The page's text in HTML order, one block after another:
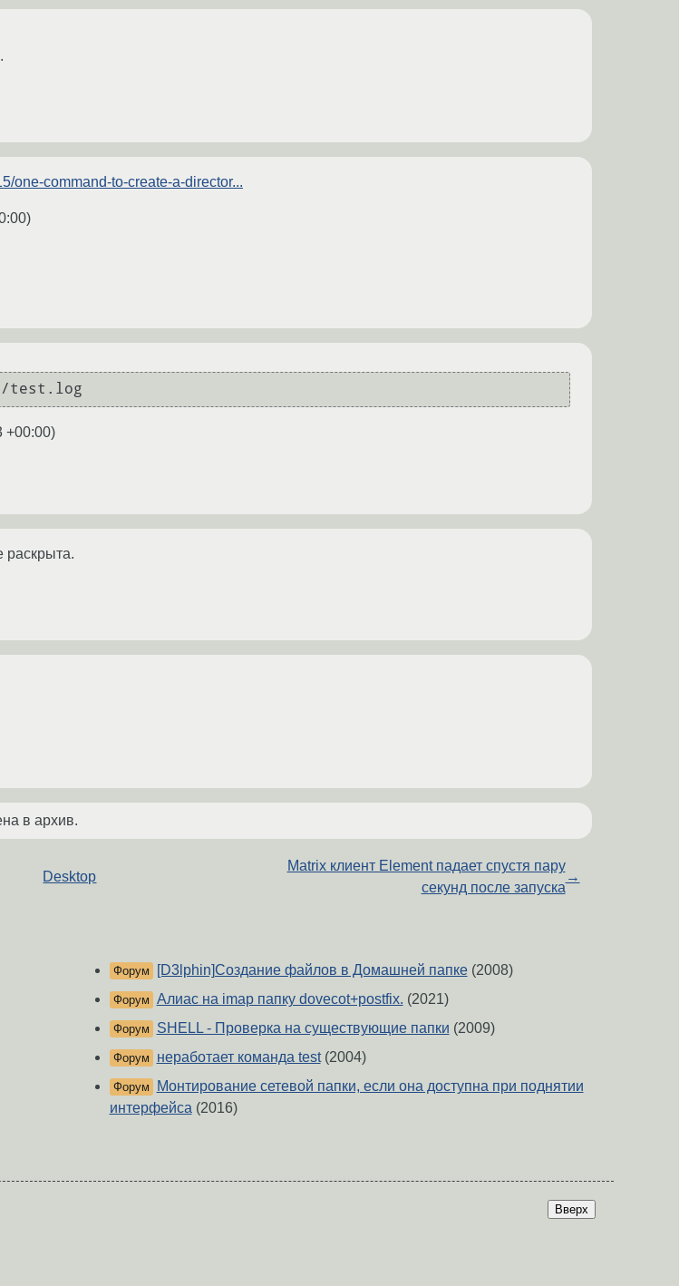
one-command-to-create-a-director...
)
+00:00)
раскрыта.
в архив.
Desktop
Matrix клиент Element падает спустя пару
секунд после запуска
→
Форум [D3lphin]Создание файлов в Домашней папке(2008)
Форум Алиас на imap папку dovecot+postfix. (2021)
Форум SHELL - Проверка на существующие папки (2009)
Форум неработает команда test(2004)
Форум
Монтирование сетевой папки, если она доступна при поднятии
интерфейса(2016)
Вверх